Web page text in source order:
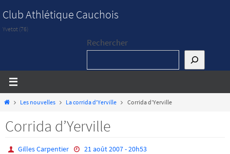
vers
le
Club Athlétique Cauchois
Yvetot (76)
Rechercher
HomeLes nouvelles La corrida d'Yerville Corrida d’Yerville
Corrida d’Yerville
Gilles Carpentier 21 août 2007 - 20h53